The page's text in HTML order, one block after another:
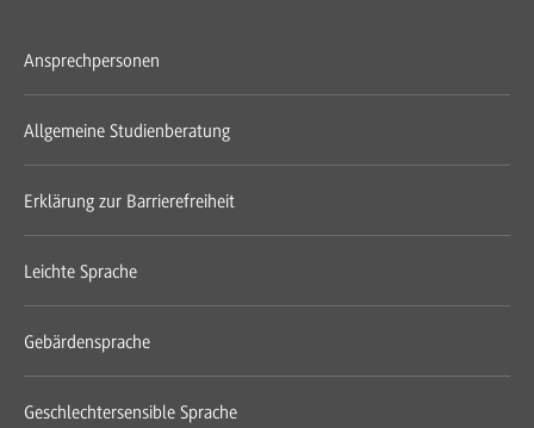
Ansprechpersonen
Allgemeine Studienberatung
Erklärung zur Barrierefreiheit
Leichte Sprache
Gebärdensprache
Geschlechtersensible Sprache